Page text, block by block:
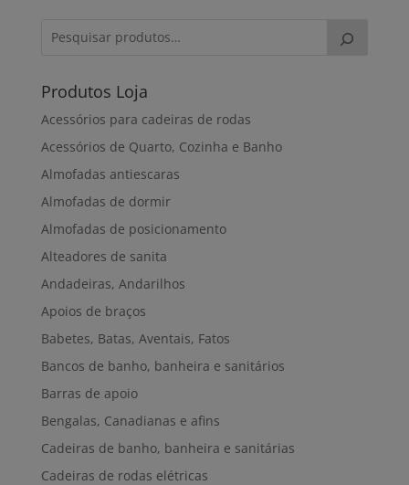
Produtos Loja
Acessórios para cadeiras de rodas
Acessórios de Quarto, Cozinha e Banho
Almofadas antiescaras
Almofadas de dormir
Almofadas de posicionamento
Alteadores de sanita
Andadeiras, Andarilhos
Apoios de braços
Babetes, Batas, Aventais, Fatos
Bancos de banho, banheira e sanitários
Barras de apoio
Bengalas, Canadianas e afins
Cadeiras de banho, banheira e sanitárias
Cadeiras de rodas elétricas